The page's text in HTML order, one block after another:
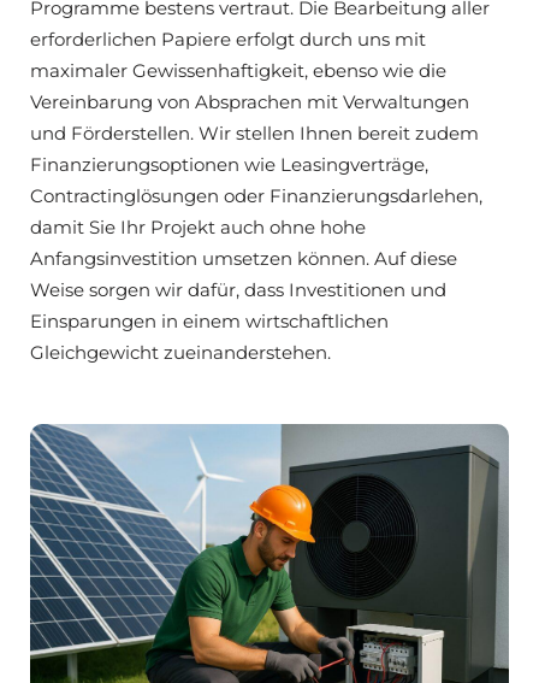
Programme bestens vertraut. Die Bearbeitung aller
erforderlichen Papiere erfolgt durch uns mit
maximaler Gewissenhaftigkeit, ebenso wie die
Vereinbarung von Absprachen mit Verwaltungen
und Förderstellen. Wir stellen Ihnen bereit zudem
Finanzierungsoptionen wie Leasingverträge,
Contractinglösungen oder Finanzierungsdarlehen,
damit Sie Ihr Projekt auch ohne hohe
Anfangsinvestition umsetzen können. Auf diese
Weise sorgen wir dafür, dass Investitionen und
Einsparungen in einem wirtschaftlichen
Gleichgewicht zueinanderstehen.